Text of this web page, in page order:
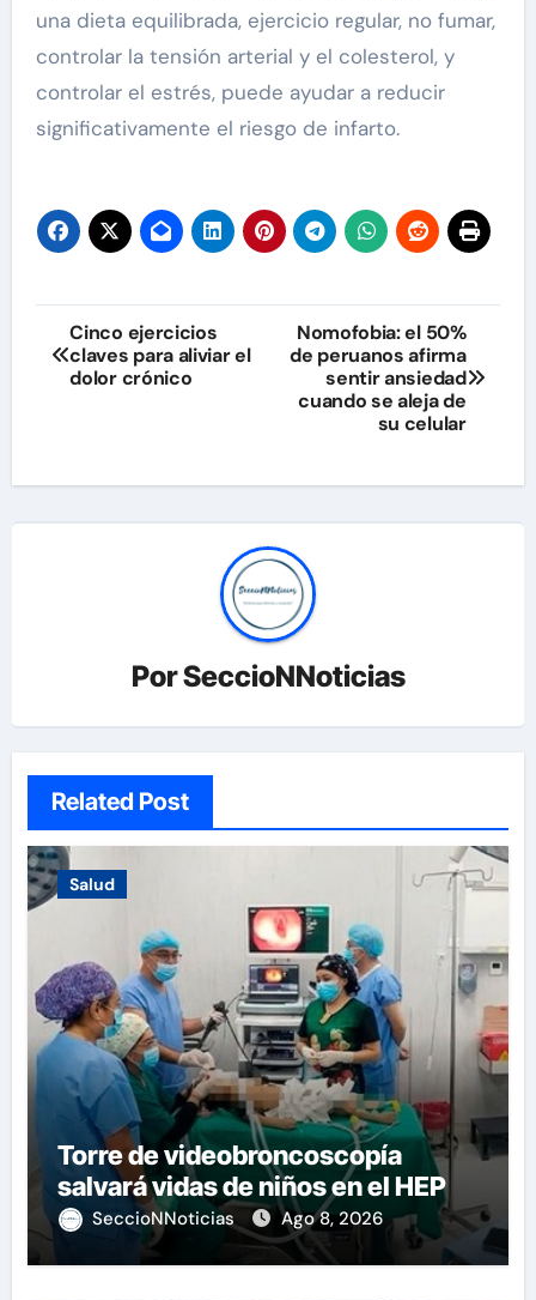
una dieta equilibrada, ejercicio regular, no fumar,
controlar la tensión arterial y el colesterol, y
controlar el estrés, puede ayudar a reducir
significativamente el riesgo de infarto.
Navegación
de
Cinco ejercicios
claves para aliviar el
dolor crónico
Nomofobia: el 50%
de peruanos afirma
sentir ansiedad
cuando se aleja de
su celular
PorSeccioNNoticias
Related Post
Salud
Torre de videobroncoscopía
salvará vidas de niños en el HEP
SeccioNNoticias Ago 8, 2026